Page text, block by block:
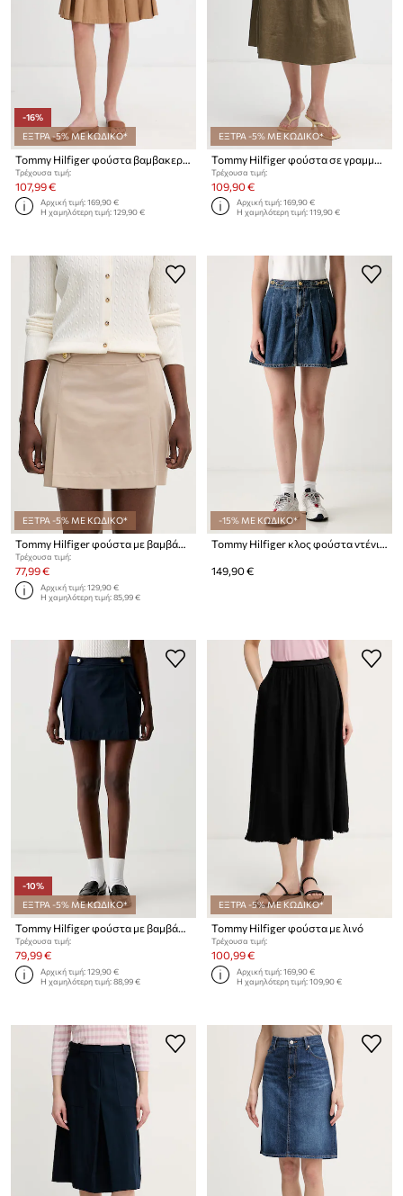
-16%
ΕΞΤΡΑ -5% ΜΕ ΚΩΔΙΚΟ*
Τρέχουσα τιμή:
107,99 €
Αρχική τιμή:169,90 €
Η χαμηλότερη τιμή:129,90 €
ΕΞΤΡΑ -5% ΜΕ ΚΩΔΙΚΟ*
Τρέχουσα τιμή:
109,90 €
Αρχική τιμή:169,90 €
Η χαμηλότερη τιμή:119,90 €
ΕΞΤΡΑ -5% ΜΕ ΚΩΔΙΚΟ*
Tommy Hilfiger φούστα με βαμβάκι
Τρέχουσα τιμή:
77,99 €
Αρχική τιμή:129,90 €
Η χαμηλότερη τιμή:85,99 €
-15% ΜΕ ΚΩΔΙΚΟ*
Tommy Hilfiger κλος φούστα ντένιμ
149,90 €
-10%
ΕΞΤΡΑ -5% ΜΕ ΚΩΔΙΚΟ*
Tommy Hilfiger φούστα με βαμβάκι
Τρέχουσα τιμή:
79,99 €
Αρχική τιμή:129,90 €
Η χαμηλότερη τιμή:88,99 €
ΕΞΤΡΑ -5% ΜΕ ΚΩΔΙΚΟ*
Tommy Hilfiger φούστα με λινό
Τρέχουσα τιμή:
100,99 €
Αρχική τιμή:169,90 €
Η χαμηλότερη τιμή:109,90 €